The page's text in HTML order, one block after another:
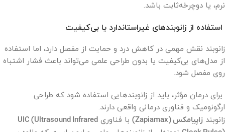
نرم، یا دوچرخه‌ثابت باشد.
استفاده از زانوبندهای غیراستاندارد یا بی‌کیفیت
زانوبند نقش مهمی در کاهش درد و حمایت از مفصل دارد، اما استفاده
از مدل‌های بی‌کیفیت یا بدون طراحی علمی می‌تواند باعث فشار اشتباه
روی مفصل شود.
برای درمان مؤثر، باید از زانوبندهایی استفاده شود که طراحی
ارگونومیک و فناوری درمانی واقعی دارند.
زانوبند زاپیامکس (Zapiamax) با فناوری UIC (Ultrasound Infrared